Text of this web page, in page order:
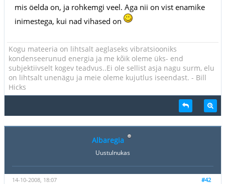
mis öelda on, ja rohkemgi veel. Aga nii on vist enamike
inimestega, kui nad vihased on
Kogu mateeria on lihtsalt aeglaseks vibratsiooniks
kondenseerunud energia ja me kõik oleme üks- end
subjektiivselt kogev teadvus..Ei ole sellist asja nagu surm, elu
on lihtsalt unenägu ja meie oleme kujutlus iseendast. - Bill
Hicks
Albaregia
Uustulnukas
#42
14-10-2008, 18:07